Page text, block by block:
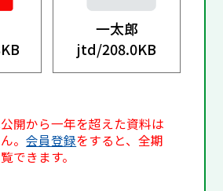
一太郎
jtd/208.0KB
開から一年を超えた資料は
。会員登録をすると、全期
できます。